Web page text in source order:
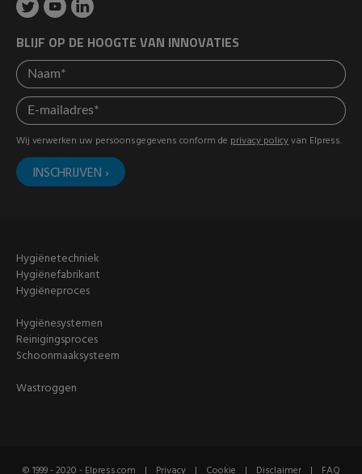
BLIJF OP DE HOOGTE VAN INNOVATIES
Wij verwerken uw persoonsgegevens conform de privacy policyvan Elpress.
Hygiënetechniek
Hygiënefabrikant
Hygiëneproces
Hygiënesystemen
Reinigingsproces
Schoonmaaksysteem
Wastroggen